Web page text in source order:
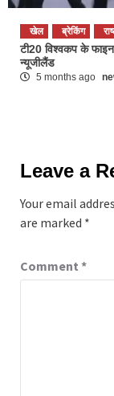
खेल ब्रेकिंग
टी20 विश्वकप के
न्यूजीलैंड
5 months ago
Leave a
Your email
are marked *
Comment *